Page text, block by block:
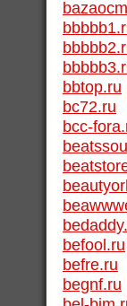
bbtop.ru
bc72.ru
bcc-
befool.ru
befre.ru
begnf.ru